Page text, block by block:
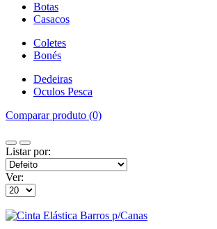
Botas
Casacos
Coletes
Bonés
Dedeiras
Oculos Pesca
Comparar produto (0)
Listar por:
Ver: